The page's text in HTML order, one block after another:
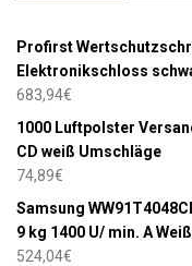
Profirst
Elektronikschloss
683,94€
1000 Luftpolster
CD weiß Umschläge
74,89€
Samsung
9 kg 1400 U/ min. A Weiß
524,04€